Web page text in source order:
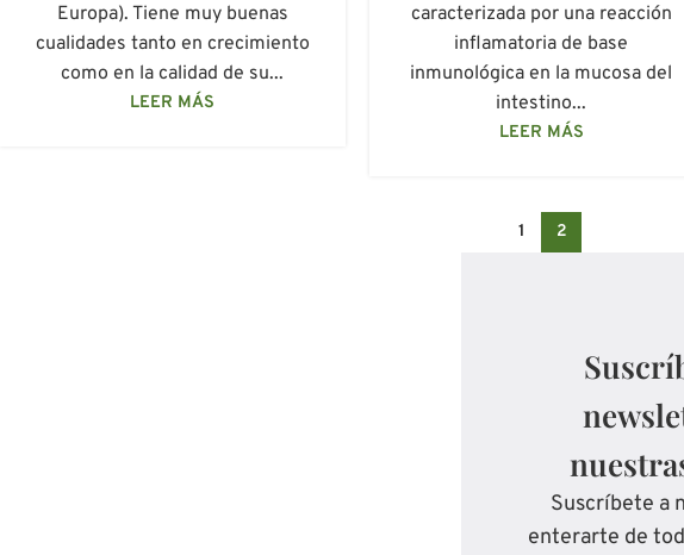
Europa). Tiene muy buenas
cualidades tanto en crecimiento
como en la calidad de su...
LEER MÁS
caracterizada por una reacción
inflamatoria de base
inmunológica en la mucosa del
intestino...
LEER MÁS
1 2
Suscríbete a
enterarte de